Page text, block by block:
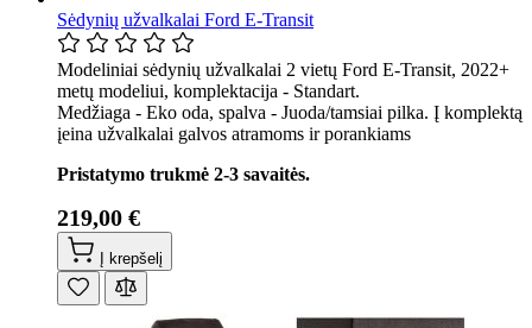
Sėdynių užvalkalai Ford E-Transit
Modeliniai sėdynių užvalkalai 2 vietų Ford E-Transit, 2022+
metų modeliui, komplektacija - Standart.
Medžiaga - Eko oda, spalva - Juoda/tamsiai pilka. Į komplektą
įeina užvalkalai galvos atramoms ir porankiams
Pristatymo trukmė 2-3 savaitės.
219,00 €
Į krepšelį